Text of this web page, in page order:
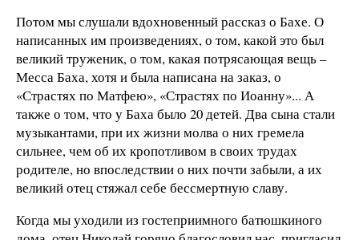
Потом мы слушали вдохновенный рассказ о Бахе. О
написанных им произведениях, о том, какой это был
великий труженик, о том, какая потрясающая вещь –
Месса Баха, хотя и была написана на заказ, о
«Страстях по Матфею», «Страстях по Иоанну»... А
также о том, что у Баха было 20 детей. Два сына стали
музыкантами, при их жизни молва о них гремела
сильнее, чем об их кропотливом в своих трудах
родителе, но впоследствии о них почти забыли, а их
великий отец стяжал себе бессмертную славу.
Когда мы уходили из гостеприимного батюшкиного